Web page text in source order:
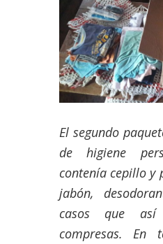
El segundo
de higiene
contenía cepillo y
jabón,
casos que
compresas. En